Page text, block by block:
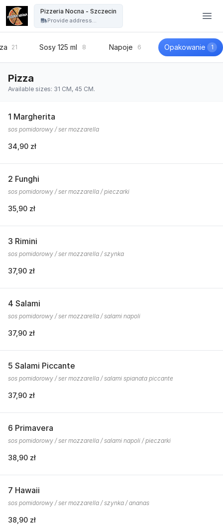
Pizzeria Nocna - Szczecin
Provide address...
21 Sosy 125 ml 8 Napoje 6 Opakowanie 1
Pizza
Available sizes: 31 CM, 45 CM.
1 Margherita
sos pomidorowy / ser mozzarella
34,90 zł
2 Funghi
sos pomidorowy / ser mozzarella / pieczarki
35,90 zł
3 Rimini
sos pomidorowy / ser mozzarella / szynka
37,90 zł
4 Salami
sos pomidorowy / ser mozzarella / salami napoli
37,90 zł
5 Salami Piccante
sos pomidorowy / ser mozzarella / salami spianata piccante
37,90 zł
6 Primavera
sos pomidorowy / ser mozzarella / salami napoli / pieczarki
38,90 zł
7 Hawaii
sos pomidorowy / ser mozzarella / szynka / ananas
38,90 zł